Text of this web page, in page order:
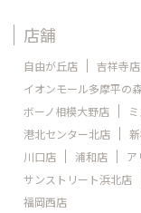
店舗
自由が丘店 吉祥寺店
イオンモール多摩平の
ボーノ相模大野店
港北センター北店
川口店
浦和店 ア
サンストリート浜北店
福岡西店